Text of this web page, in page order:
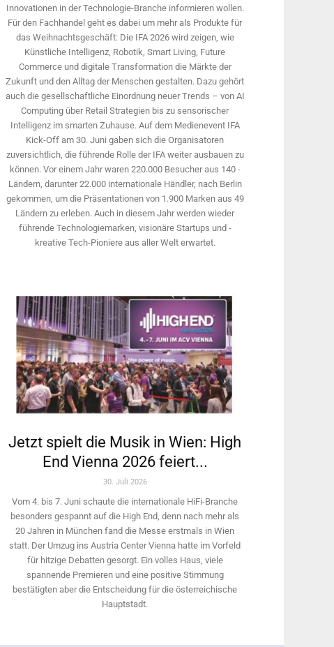
Innovationen in der Technologie-­Branche informieren wollen.
Für den Fachhandel geht es dabei um mehr als Produkte für
das Weihnachtsgeschäft: Die IFA 2026 wird ­zeigen, wie
Künstliche Intelligenz, Robotik, Smart Living, Future
Commerce und digitale Trans­formation die Märkte der
Zukunft und den Alltag der Menschen gestalten. Dazu gehört
auch die gesellschaftliche Einordnung neuer Trends – von AI
Computing über Retail Strategien bis zu sensorischer
Intelligenz im smarten Zuhause. Auf dem Medien­event IFA
Kick-Off am 30. Juni gaben sich die Organisatoren
zuversichtlich, die führende Rolle der IFA weiter ausbauen zu
können. Vor einem Jahr ­waren 220.000 Besucher aus 140 ­
Ländern, ­darunter 22.000 internationale Händler, nach Berlin
gekommen, um die Präsen­tationen von 1.900 Marken aus 49
Ländern zu erleben. Auch in diesem Jahr werden wieder
führende Technologiemarken, visionäre Startups und ­
kreative Tech-Pioniere aus aller Welt erwartet.
Jetzt spielt die Musik in Wien: High
End Vienna 2026 feiert...
30. Juli 2026
Vom 4. bis 7. Juni schaute die internationale HiFi-Branche
besonders gespannt auf die High End, denn nach mehr als
20 Jahren in München fand die Messe erstmals in Wien
statt. Der Umzug ins Austria Center Vienna hatte im Vorfeld
für hitzige Debatten gesorgt. Ein volles Haus, viele
spannende Premieren und eine positive Stimmung
bestätigten aber die Entscheidung für die österreichische
Hauptstadt.